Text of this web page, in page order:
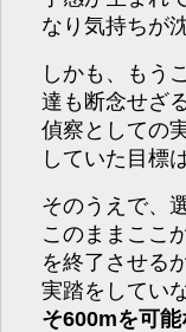
なり気持ちが
しかも、もう
達も断念せざ
偵察としての
していた目標
そのうえで、
このままここ
を終了させる
実踏をしてい
そ600mを可能